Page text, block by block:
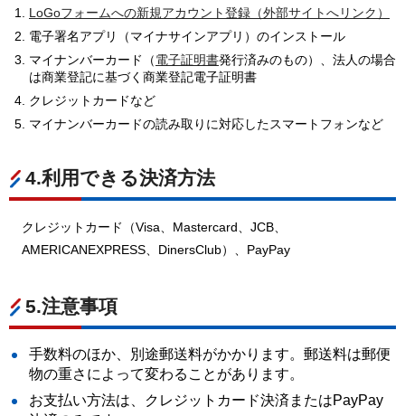
LoGoフォームへの新規アカウント登録（外部サイトへリンク）
電子署名アプリ（マイナサインアプリ）のインストール
マイナンバーカード（電子証明書発行済みのもの）、法人の場合
は商業登記に基づく商業登記電子証明書
クレジットカードなど
マイナンバーカードの読み取りに対応したスマートフォンなど
4.利用できる決済方法
クレジットカード（Visa、Mastercard、JCB、
AMERICANEXPRESS、DinersClub）、PayPay
5.注意事項
手数料のほか、別途郵送料がかかります。郵送料は郵便
物の重さによって変わることがあります。
お支払い方法は、クレジットカード決済またはPayPay